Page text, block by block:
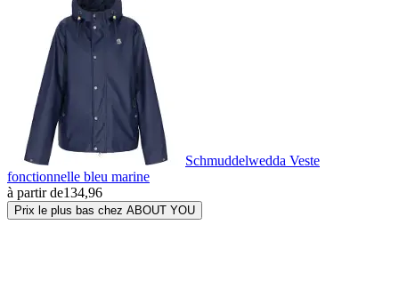
Schmuddelwedda Veste
fonctionnelle bleu marine
à partir de134,96
Prix le plus bas chez ABOUT YOU